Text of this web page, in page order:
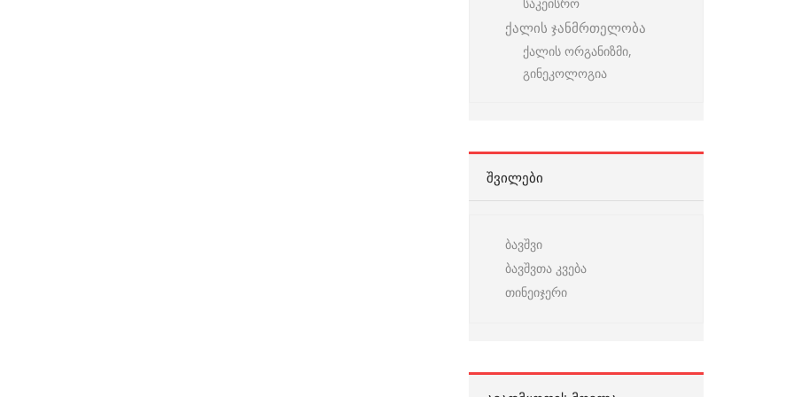
საკეისრო
ქალის ჯანმრთელობა
ქალის ორგანიზმი,
გინეკოლოგია
ᲨᲕᲘᲚᲔᲑᲘ
ბავშვი
ბავშვთა კვება
თინეიჯერი